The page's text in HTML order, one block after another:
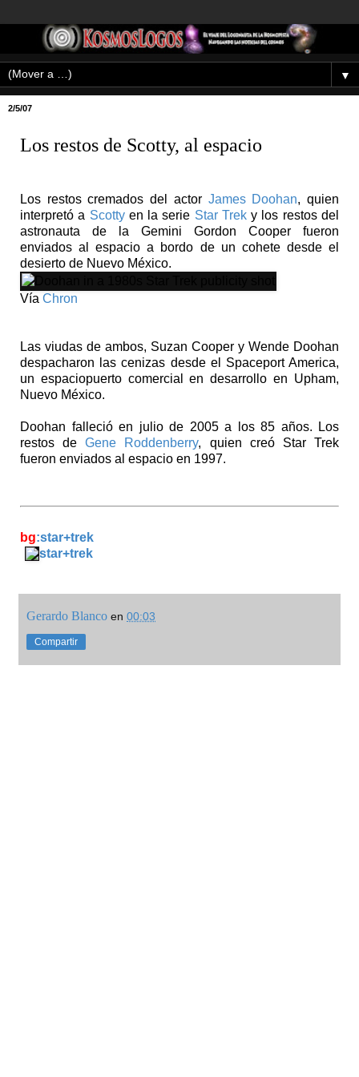
▼
2/5/07
Los restos de Scotty, al espacio
Los restos cremados del actor James Doohan, quien
interpretó a Scottyen la serie Star Treky los restos del
astronauta de la Gemini Gordon Cooper fueron
enviados al espacio a bordo de un cohete desde el
desierto de Nuevo México.
Vía Chron
Las viudas de ambos, Suzan Cooper y Wende Doohan
despacharon las cenizas desde el Spaceport America,
un espaciopuerto comercial en desarrollo en Upham,
Nuevo México.
Doohan falleció en julio de 2005 a los 85 años. Los
restos deGene Roddenberry, quien creó Star Trek
fueron enviados al espacio en 1997.
bg:star+trek
star+trek
Gerardo Blanco en 00:03
Compartir